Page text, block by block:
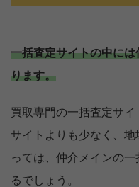
一括査定サイトの中に
ります。
買取専門の一括査定サ
サイトよりも少なく、
っては、仲介メインの
るでしょう。